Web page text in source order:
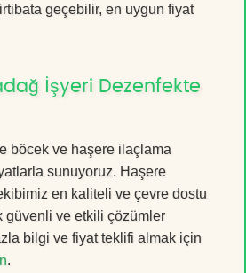
geçebilir, en uygun fiyat
İşyeri Dezenfekte
böcek ve haşere ilaçlama
sunuyoruz. Haşere
en kaliteli ve çevre dostu
güvenli ve etkili çözümler
bilgi ve fiyat teklifi almak için
.